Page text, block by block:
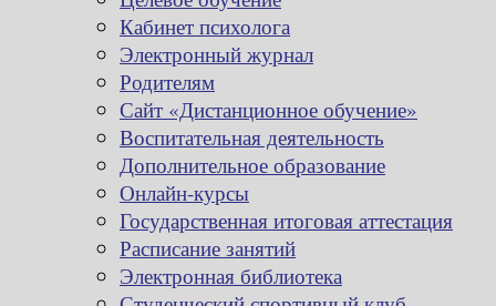
Кабинет психолога
Электронный журнал
Родителям
Сайт «Дистанционное обучение»
Воспитательная деятельность
Дополнительное образование
Онлайн-курсы
Государственная итоговая аттестация
Расписание занятий
Электронная библиотека